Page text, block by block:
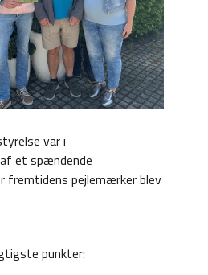
var i
et spændende
fremtidens pejlemærker blev
punkter: